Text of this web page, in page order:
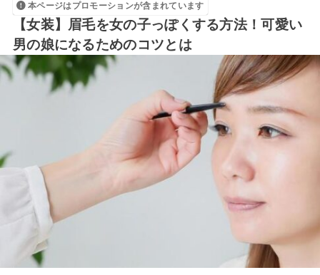
本ページはプロモーションが含まれています
【女装】眉毛を女の子っぽくする方法！可愛い
男の娘になるためのコツとは